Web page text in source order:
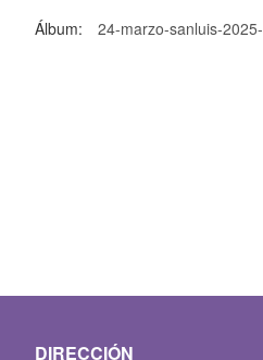
Álbum: 24-marzo-sanluis-2025-
DIRECCIÓN